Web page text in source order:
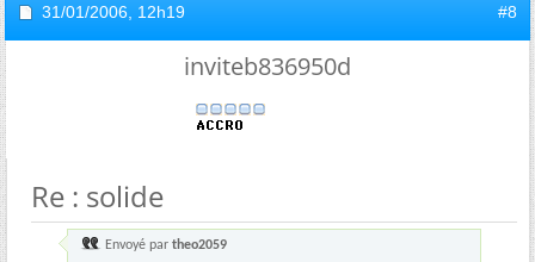
31/01/2006, 12h19 #8
inviteb836950d
Re : solide
Envoyé par theo2059